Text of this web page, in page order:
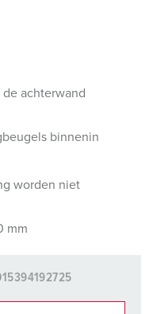
achterwand
binnenin
worden niet
mm